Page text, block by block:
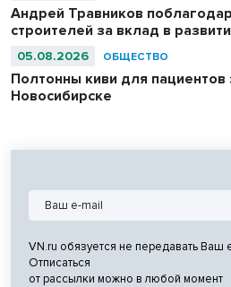
Андрей Травников
строителей за вклад в
05.08.2026 ОБЩЕСТВО
Полтонны киви для пациентов
Новосибирске
VN.ru обязуется не передавать Ваш
Отписаться
от рассылки можно в любой момент